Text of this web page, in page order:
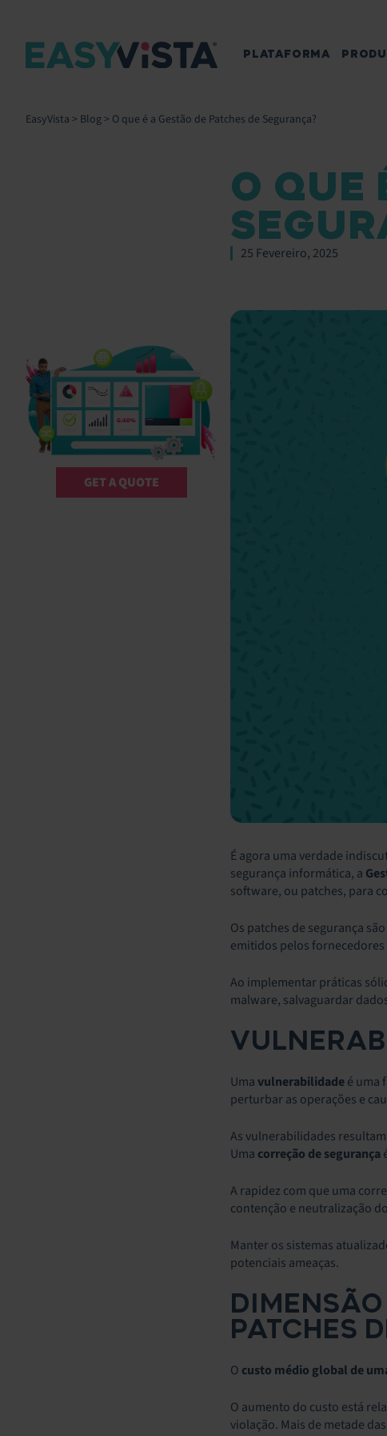
PLATAFORMA
EasyVista > Blog> O que é a Gestão de Patches de Segurança?
GET A QUOTE
O QUE
25 Fevereiro, 2025
É agora uma verdade
segurança informática, a
software, ou patches, para
Os patches de segurança
emitidos pelos
Ao implementar práticas
malware, salvaguardar
Umavulnerabilidadeé uma
perturbar as operações e
As vulnerabilidades
Uma correção de segurança
A rapidez com que uma
contenção e neutralização
Manter os sistemas
potenciais ameaças.
PATCHES
O custo médio global de
O aumento do custo está
violação. Mais de metade